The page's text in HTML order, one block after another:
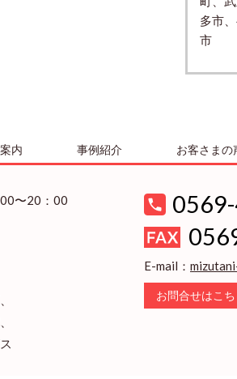
多市
市
内 事例紹介 お客さまの
〜20：00
E-mail：
お問合せはこち